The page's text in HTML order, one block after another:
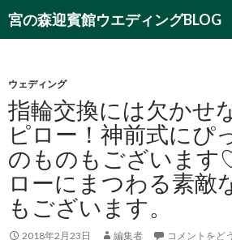
宮の森迎賓館ウエディングBLOG
検
索
ン
ツ
へ
移
動
ウェディング
指輪交換には欠かせ
ピロー！神前式にぴ
のものもございま
ローにまつわる素敵
もございます。
2018年2月23日 編集者 コメントをど